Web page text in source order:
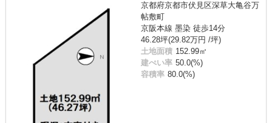
京都府京都市伏見区深草大亀谷万
帖敷町
京阪本線 墨染 徒歩14分
46.28坪(29.82万円 /坪)
土地面積 152.99㎡
建ぺい率 50.0(%)
容積率 80.0(%)